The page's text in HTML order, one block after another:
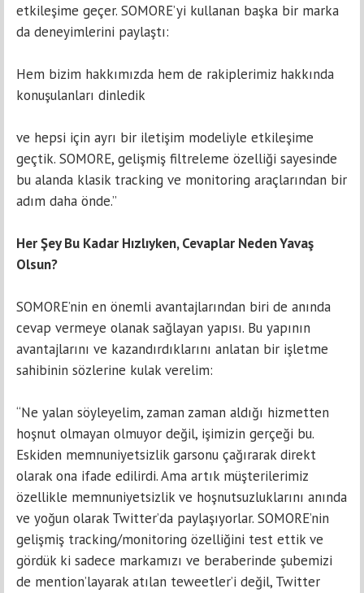
etkileşime geçer. SOMORE’yi kullanan başka bir marka
da deneyimlerini paylaştı:
Hem bizim hakkımızda hem de rakiplerimiz hakkında
konuşulanları dinledik
ve hepsi için ayrı bir iletişim modeliyle etkileşime
geçtik. SOMORE, gelişmiş filtreleme özelliği sayesinde
bu alanda klasik tracking ve monitoring araçlarından bir
adım daha önde.”
Her Şey Bu Kadar Hızlıyken, Cevaplar Neden Yavaş
Olsun?
SOMORE’nin en önemli avantajlarından biri de anında
cevap vermeye olanak sağlayan yapısı. Bu yapının
avantajlarını ve kazandırdıklarını anlatan bir işletme
sahibinin sözlerine kulak verelim:
“Ne yalan söyleyelim, zaman zaman aldığı hizmetten
hoşnut olmayan olmuyor değil, işimizin gerçeği bu.
Eskiden memnuniyetsizlik garsonu çağırarak direkt
olarak ona ifade edilirdi. Ama artık müşterilerimiz
özellikle memnuniyetsizlik ve hoşnutsuzluklarını anında
ve yoğun olarak Twitter’da paylaşıyorlar. SOMORE’nin
gelişmiş tracking/monitoring özelliğini test ettik ve
gördük ki sadece markamızı ve beraberinde şubemizi
de mention’layarak atılan teweetler’i değil, Twitter